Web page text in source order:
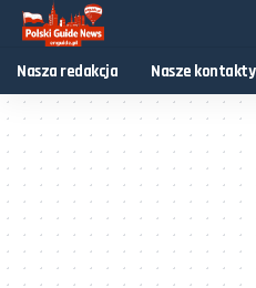
Nasza redakcja Nasze kontakty